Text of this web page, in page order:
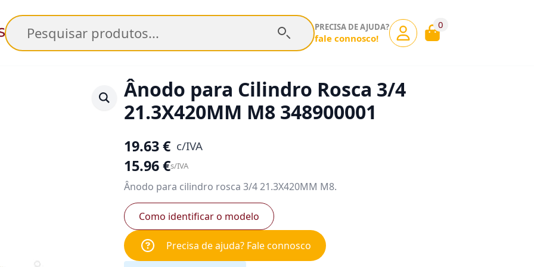
Pesquisar PRECISA DE AJUDA?
fale connosco!
0
Ânodo para Cilindro Rosca 3/4
21.3X420MM M8 348900001
19.63€ c/IVA
15.96€s/IVA
Ânodo para cilindro rosca 3/4 21.3X420MM M8.
Como identificar o modelo
Precisa de ajuda? Fale connosco